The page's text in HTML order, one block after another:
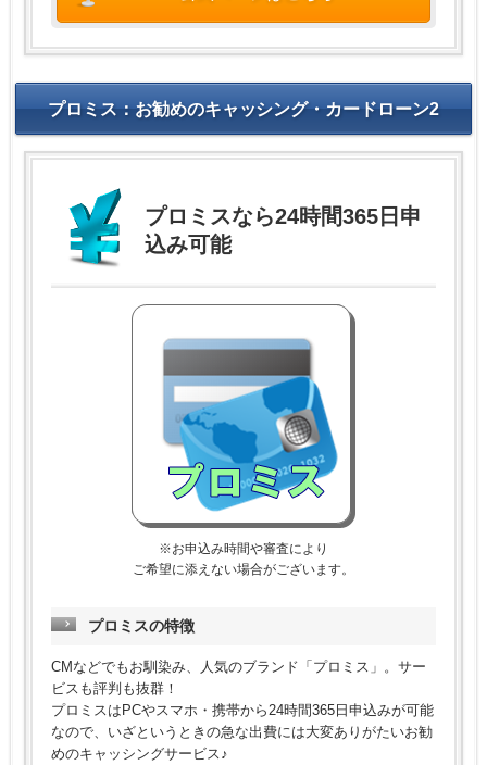
プロミス：お勧めのキャッシング・カードローン2
プロミスなら24時間365日申
込み可能
※お申込み時間や審査により
ご希望に添えない場合がございます。
プロミスの特徴
CMなどでもお馴染み、人気のブランド「プロミス」。サー
ビスも評判も抜群！
プロミスはPCやスマホ・携帯から24時間365日申込みが可能
なので、いざというときの急な出費には大変ありがたいお勧
めのキャッシングサービス♪